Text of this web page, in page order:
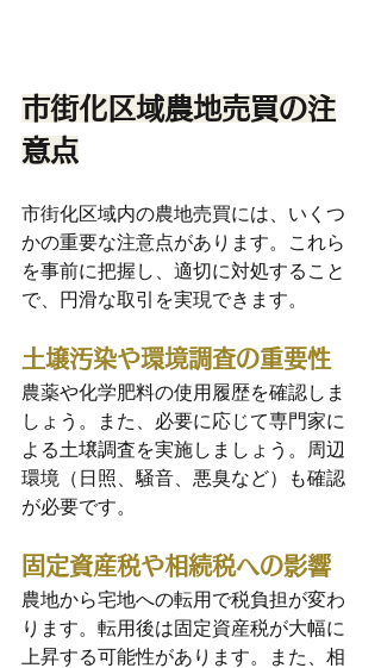
市街化区域農地売買の注
意点
市街化区域内の農地売買には、いくつ
かの重要な注意点があります。これら
を事前に把握し、適切に対処すること
で、円滑な取引を実現できます。
土壌汚染や環境調査の重要性
農薬や化学肥料の使用履歴を確認しま
しょう。また、必要に応じて専門家に
よる土壌調査を実施しましょう。周辺
環境（日照、騒音、悪臭など）も確認
が必要です。
固定資産税や相続税への影響
農地から宅地への転用で税負担が変わ
ります。転用後は固定資産税が大幅に
上昇する可能性があります。また、相